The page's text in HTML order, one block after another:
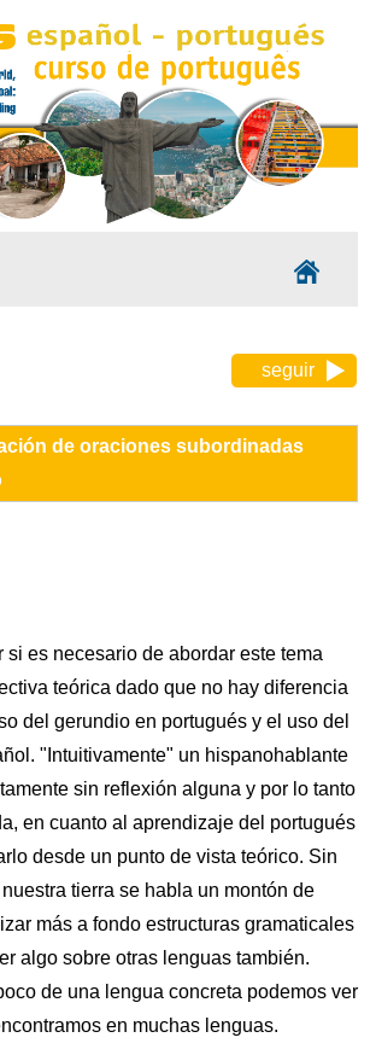
seguir
de oraciones subordinadas
si es necesario de abordar este tema
teórica dado que no hay diferencia
del gerundio en portugués y el uso del
"Intuitivamente" un hispanohablante
sin reflexión alguna y por lo tanto
en cuanto al aprendizaje del portugués
desde un punto de vista teórico. Sin
tierra se habla un montón de
más a fondo estructuras gramaticales
algo sobre otras lenguas también.
de una lengua concreta podemos ver
en muchas lenguas.